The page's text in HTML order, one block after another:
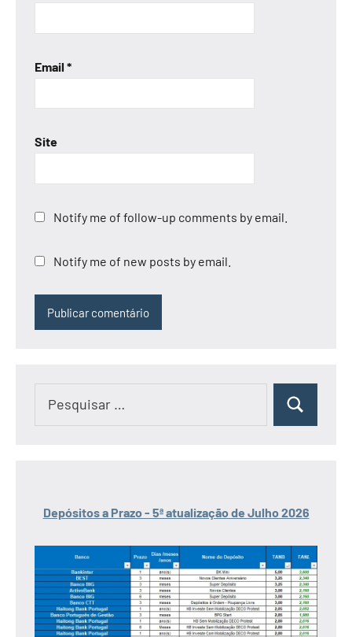
Email *
Site
Notify me of follow-up comments by email.
Notify me of new posts by email.
Pesquisar
Depósitos a Prazo - 5ª atualização de Julho 2026